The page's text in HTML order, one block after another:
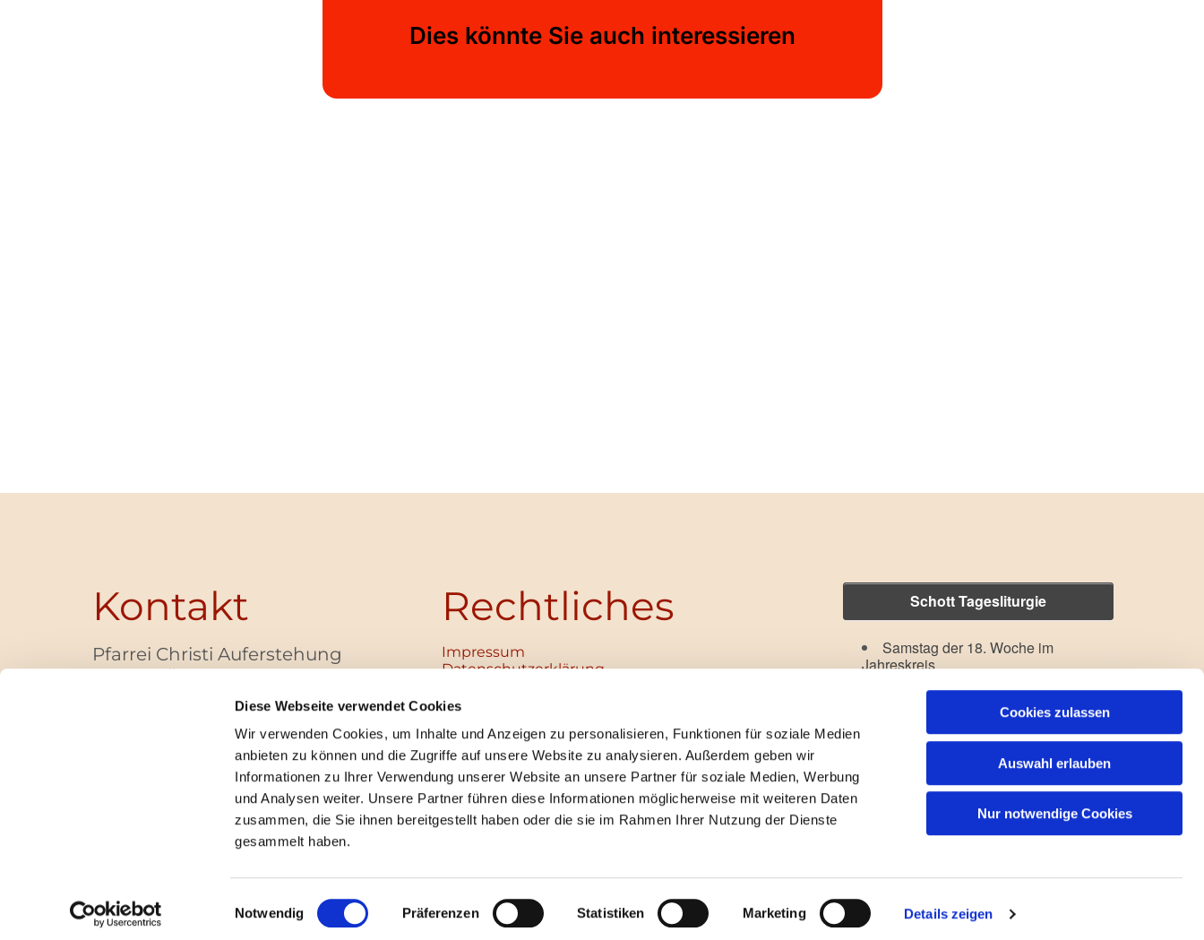
Diese Webseite verwendet Cookies
Wir verwenden Cookies, um Inhalte und Anzeigen zu personalisieren, Funktionen für soziale Medien
anbieten zu können und die Zugriffe auf unsere Website zu analysieren. Außerdem geben wir
Informationen zu Ihrer Verwendung unserer Website an unsere Partner für soziale Medien, Werbung
und Analysen weiter. Unsere Partner führen diese Informationen möglicherweise mit weiteren Daten
zusammen, die Sie ihnen bereitgestellt haben oder die sie im Rahmen Ihrer Nutzung der Dienste
gesammelt haben.
Einwilligungsauswahl
Notwendig Präferenzen Statistiken Marketing Details zeigen
Cookies zulassen
Auswahl erlauben
Nur notwendige Cookies
Dies könnte Sie auch interessieren
Kontakt
Pfarrei Christi Auferstehung
Bayernallee 28
+49 (0)30 / 30 00 03 -40
pfarrbuero@christi-auferstehung.net
IBAN DE62 3706 0193 6006 9310 04
Rechtliches
Impressum
Datenschutz­erklärung
Institutionelles Schutzkonzept
Unabhängige Ansprechpersonen
Digitales Hinweisgebersystem
Schott Tagesliturgie
Samstag der 18. Woche im
Jahreskreis
Lesejahr: A II, Stb: II. Woche
Impressum ChurchDesk-Login